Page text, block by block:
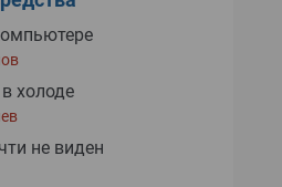
холоде
не виден